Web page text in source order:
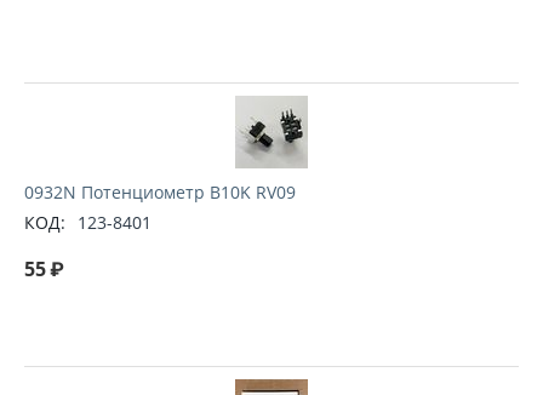
0932N Потенциометр B10K RV09
КОД:
123-8401
55₽